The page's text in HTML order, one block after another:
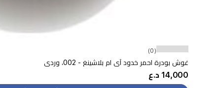
(0)
غوش بودرة احمر خدود آي ام بلاشينغ - 002، وردي
14,000 د.ع